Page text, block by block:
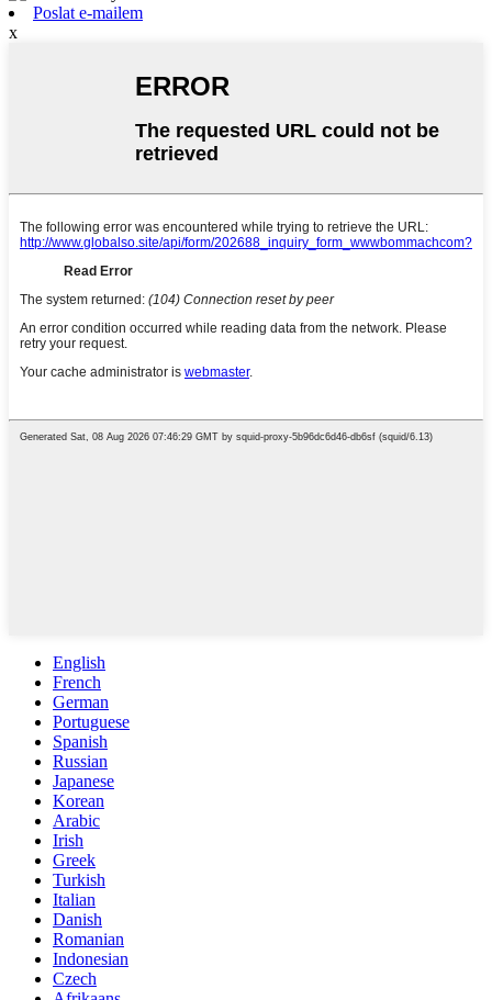
Poslat e-mailem
x
English
French
German
Portuguese
Spanish
Russian
Japanese
Korean
Arabic
Irish
Greek
Turkish
Italian
Danish
Romanian
Indonesian
Czech